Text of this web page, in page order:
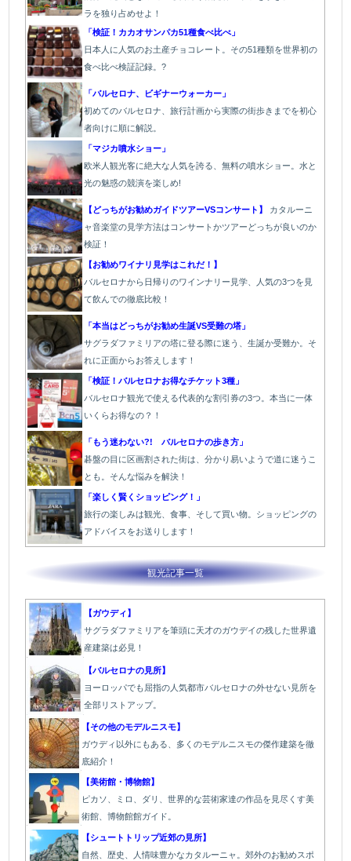
ラを独り占めせよ！
「検証！カカオサンパカ51種食べ比べ」
日本人に人気のお土産チョコレート。その51種類を世界初の
食べ比べ検証記録。?
「バルセロナ、ビギナーウォーカー」
初めてのバルセロナ、旅行計画から実際の街歩きまでを初心
者向けに順に解説。
「マジカ噴水ショー」
欧米人観光客に絶大な人気を誇る、無料の噴水ショー。水と
光の魅惑の競演を楽しめ!
【どっちがお勧めガイドツアーVSコンサート】
カタルーニ
ャ音楽堂の見学方法はコンサートかツアーどっちが良いのか
検証！
【お勧めワイナリ見学はこれだ！】
バルセロナから日帰りのワインナリー見学、人気の3つを見
て飲んでの徹底比較！
「本当はどっちがお勧め生誕VS受難の塔」
サグラダファミリアの塔に登る際に迷う、生誕か受難か。そ
れに正面からお答えします！
「検証！バルセロナお得なチケット3種」
バルセロナ観光で使える代表的な割引券の3つ。本当に一体
いくらお得なの？！
「もう迷わない?! バルセロナの歩き方」
碁盤の目に区画割された街は、分かり易いようで道に迷うこ
とも。そんな悩みを解決！
「楽しく賢くショッピング！」
旅行の楽しみは観光、食事、そして買い物。ショッピングの
アドバイスをお送りします！
観光記事一覧
【ガウディ】
サグラダファミリアを筆頭に天才のガウデイの残した世界遺
産建築は必見！
【バルセロナの見所】
ヨーロッパでも屈指の人気都市バルセロナの外せない見所を
全部リストアップ。
【その他のモデルニスモ】
ガウディ以外にもある、多くのモデルニスモの傑作建築を徹
底紹介！
【美術館・博物館】
ピカソ、ミロ、ダリ、世界的な芸術家達の作品を見尽くす美
術館、博物館館ガイド。
【シュートトリップ近郊の見所】
自然、歴史、人情味豊かなカタルーニャ。郊外のお勧めスポ